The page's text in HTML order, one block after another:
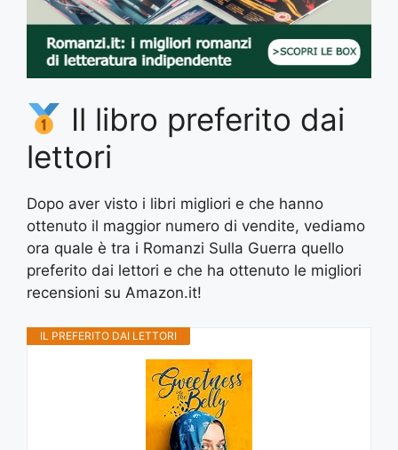
Il libro preferito dai
lettori
Dopo aver visto i libri migliori e che hanno
ottenuto il maggior numero di vendite, vediamo
ora quale è tra i Romanzi Sulla Guerra quello
preferito dai lettori e che ha ottenuto le migliori
recensioni su Amazon.it!
IL PREFERITO DAI LETTORI